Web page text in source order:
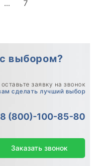
... 7
выбором?
заявку на звонок
сделать лучший выбор
8 (800)-100-85-80
Заказать звонок